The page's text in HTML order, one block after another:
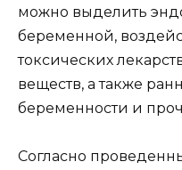
можно выделить
беременной,
токсических
веществ, а также
беременности и
Согласно